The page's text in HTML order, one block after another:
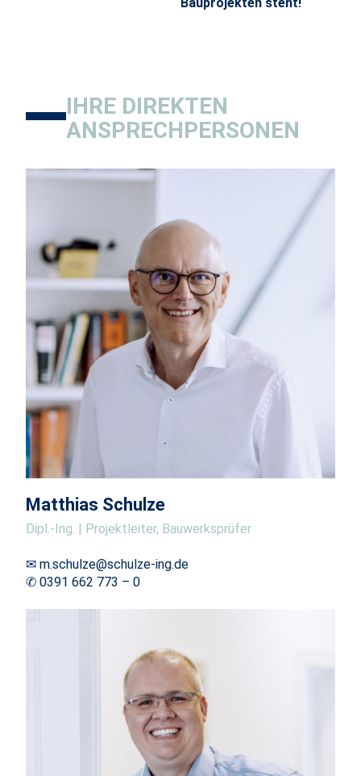
IHRE DIREKTEN
ANSPRECHPERSONEN
Matthias Schulze
Dipl.-Ing. | Projektleiter, Bauwerksprüfer
✉ m.schulze@schulze-ing.de
✆ 0391 662 773 – 0